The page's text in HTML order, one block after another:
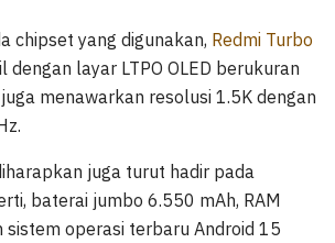
chipset yang digunakan, Redmi Turbo
dengan layar LTPO OLED berukuran
menawarkan resolusi 1.5K dengan
juga turut hadir pada
baterai jumbo 6.550 mAh, RAM
sistem operasi terbaru Android 15